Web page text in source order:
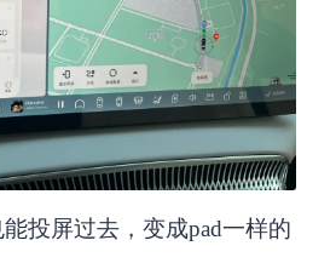
投屏过去，变成pad一样的